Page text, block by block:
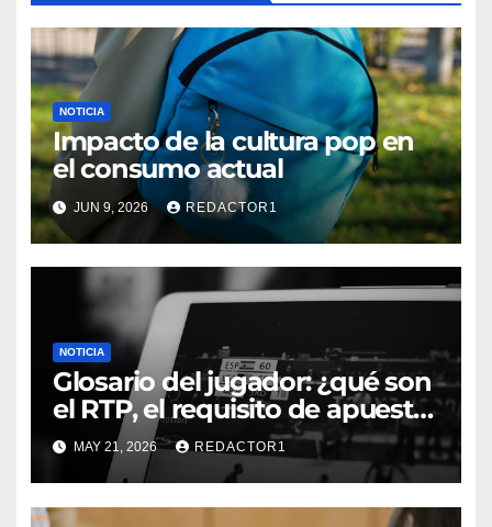
NOTICIA
Impacto de la cultura pop en
el consumo actual
JUN 9, 2026 REDACTOR1
NOTICIA
Glosario del jugador: ¿qué son
el RTP, el requisito de apuesta,
los giros gratis y la volatilidad?
MAY 21, 2026 REDACTOR1